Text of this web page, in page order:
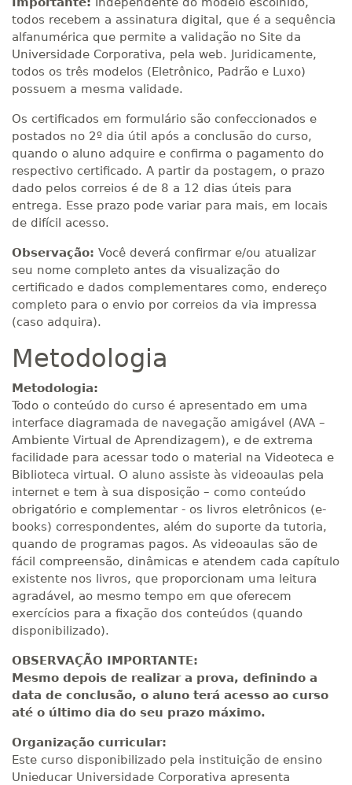
todos recebem a assinatura digital, que é a sequência
alfanumérica que permite a validação no Site da
Universidade Corporativa, pela web. Juridicamente,
todos os três modelos (Eletrônico, Padrão e Luxo)
possuem a mesma validade.
Os certificados em formulário são confeccionados e
postados no 2º dia útil após a conclusão do curso,
quando o aluno adquire e confirma o pagamento do
respectivo certificado. A partir da postagem, o prazo
dado pelos correios é de 8 a 12 dias úteis para
entrega. Esse prazo pode variar para mais, em locais
de difícil acesso.
Observação: Você deverá confirmar e/ou atualizar
seu nome completo antes da visualização do
certificado e dados complementares como, endereço
completo para o envio por correios da via impressa
(caso adquira).
Metodologia
Metodologia:
Todo o conteúdo do curso é apresentado em uma
interface diagramada de navegação amigável (AVA –
Ambiente Virtual de Aprendizagem), e de extrema
facilidade para acessar todo o material na Videoteca e
Biblioteca virtual. O aluno assiste às videoaulas pela
internet e tem à sua disposição – como conteúdo
obrigatório e complementar - os livros eletrônicos (e-
books) correspondentes, além do suporte da tutoria,
quando de programas pagos. As videoaulas são de
fácil compreensão, dinâmicas e atendem cada capítulo
existente nos livros, que proporcionam uma leitura
agradável, ao mesmo tempo em que oferecem
exercícios para a fixação dos conteúdos (quando
disponibilizado).
OBSERVAÇÃO IMPORTANTE:
Mesmo depois de realizar a prova, definindo a
data de conclusão, o aluno terá acesso ao curso
até o último dia do seu prazo máximo.
Organização curricular:
Este curso disponibilizado pela instituição de ensino
Unieducar Universidade Corporativa apresenta